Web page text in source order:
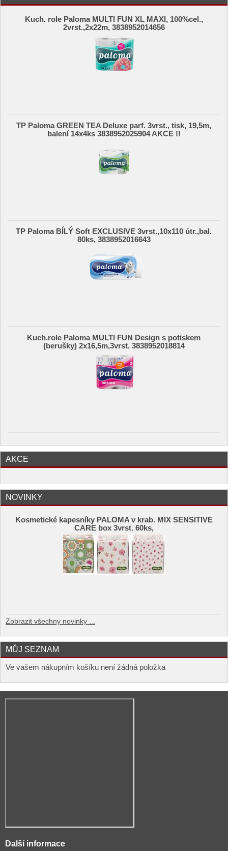
Kuch. role Paloma MULTI FUN XL MAXI, 100%cel.,
2vrst.,2x22m, 3838952014656
TP Paloma GREEN TEA Deluxe parf. 3vrst., tisk, 19,5m,
balení 14x4ks 3838952025904 AKCE !!
TP Paloma BÍLÝ Soft EXCLUSIVE 3vrst.,10x110 útr.,bal.
80ks, 3838952016643
Kuch.role Paloma MULTI FUN Design s potiskem
(berušky) 2x16,5m,3vrst. 3838952018814
AKCE
NOVINKY
Kosmetické kapesníky PALOMA v krab. MIX SENSITIVE
CARE box 3vrst. 60ks,
Zobrazit všechny novinky ...
MŮJ SEZNAM
Ve vašem nákupním košíku není žádná položka
Další informace